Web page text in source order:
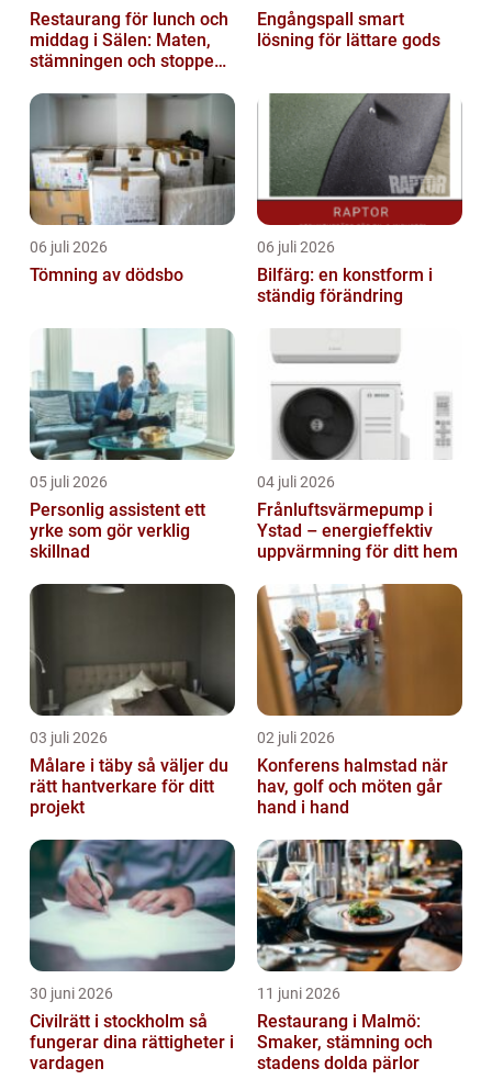
Restaurang för lunch och
middag i Sälen: Maten,
stämningen och stoppen
Engångspall smart
lösning för lättare gods
06 juli 2026
Tömning av dödsbo
06 juli 2026
Bilfärg: en konstform i
ständig förändring
05 juli 2026
Personlig assistent ett
yrke som gör verklig
skillnad
04 juli 2026
Frånluftsvärmepump i
Ystad – energieffektiv
uppvärmning för ditt hem
03 juli 2026
Målare i täby så väljer du
rätt hantverkare för ditt
projekt
02 juli 2026
Konferens halmstad när
hav, golf och möten går
hand i hand
30 juni 2026
Civilrätt i stockholm så
fungerar dina rättigheter i
vardagen
11 juni 2026
Restaurang i Malmö:
Smaker, stämning och
stadens dolda pärlor